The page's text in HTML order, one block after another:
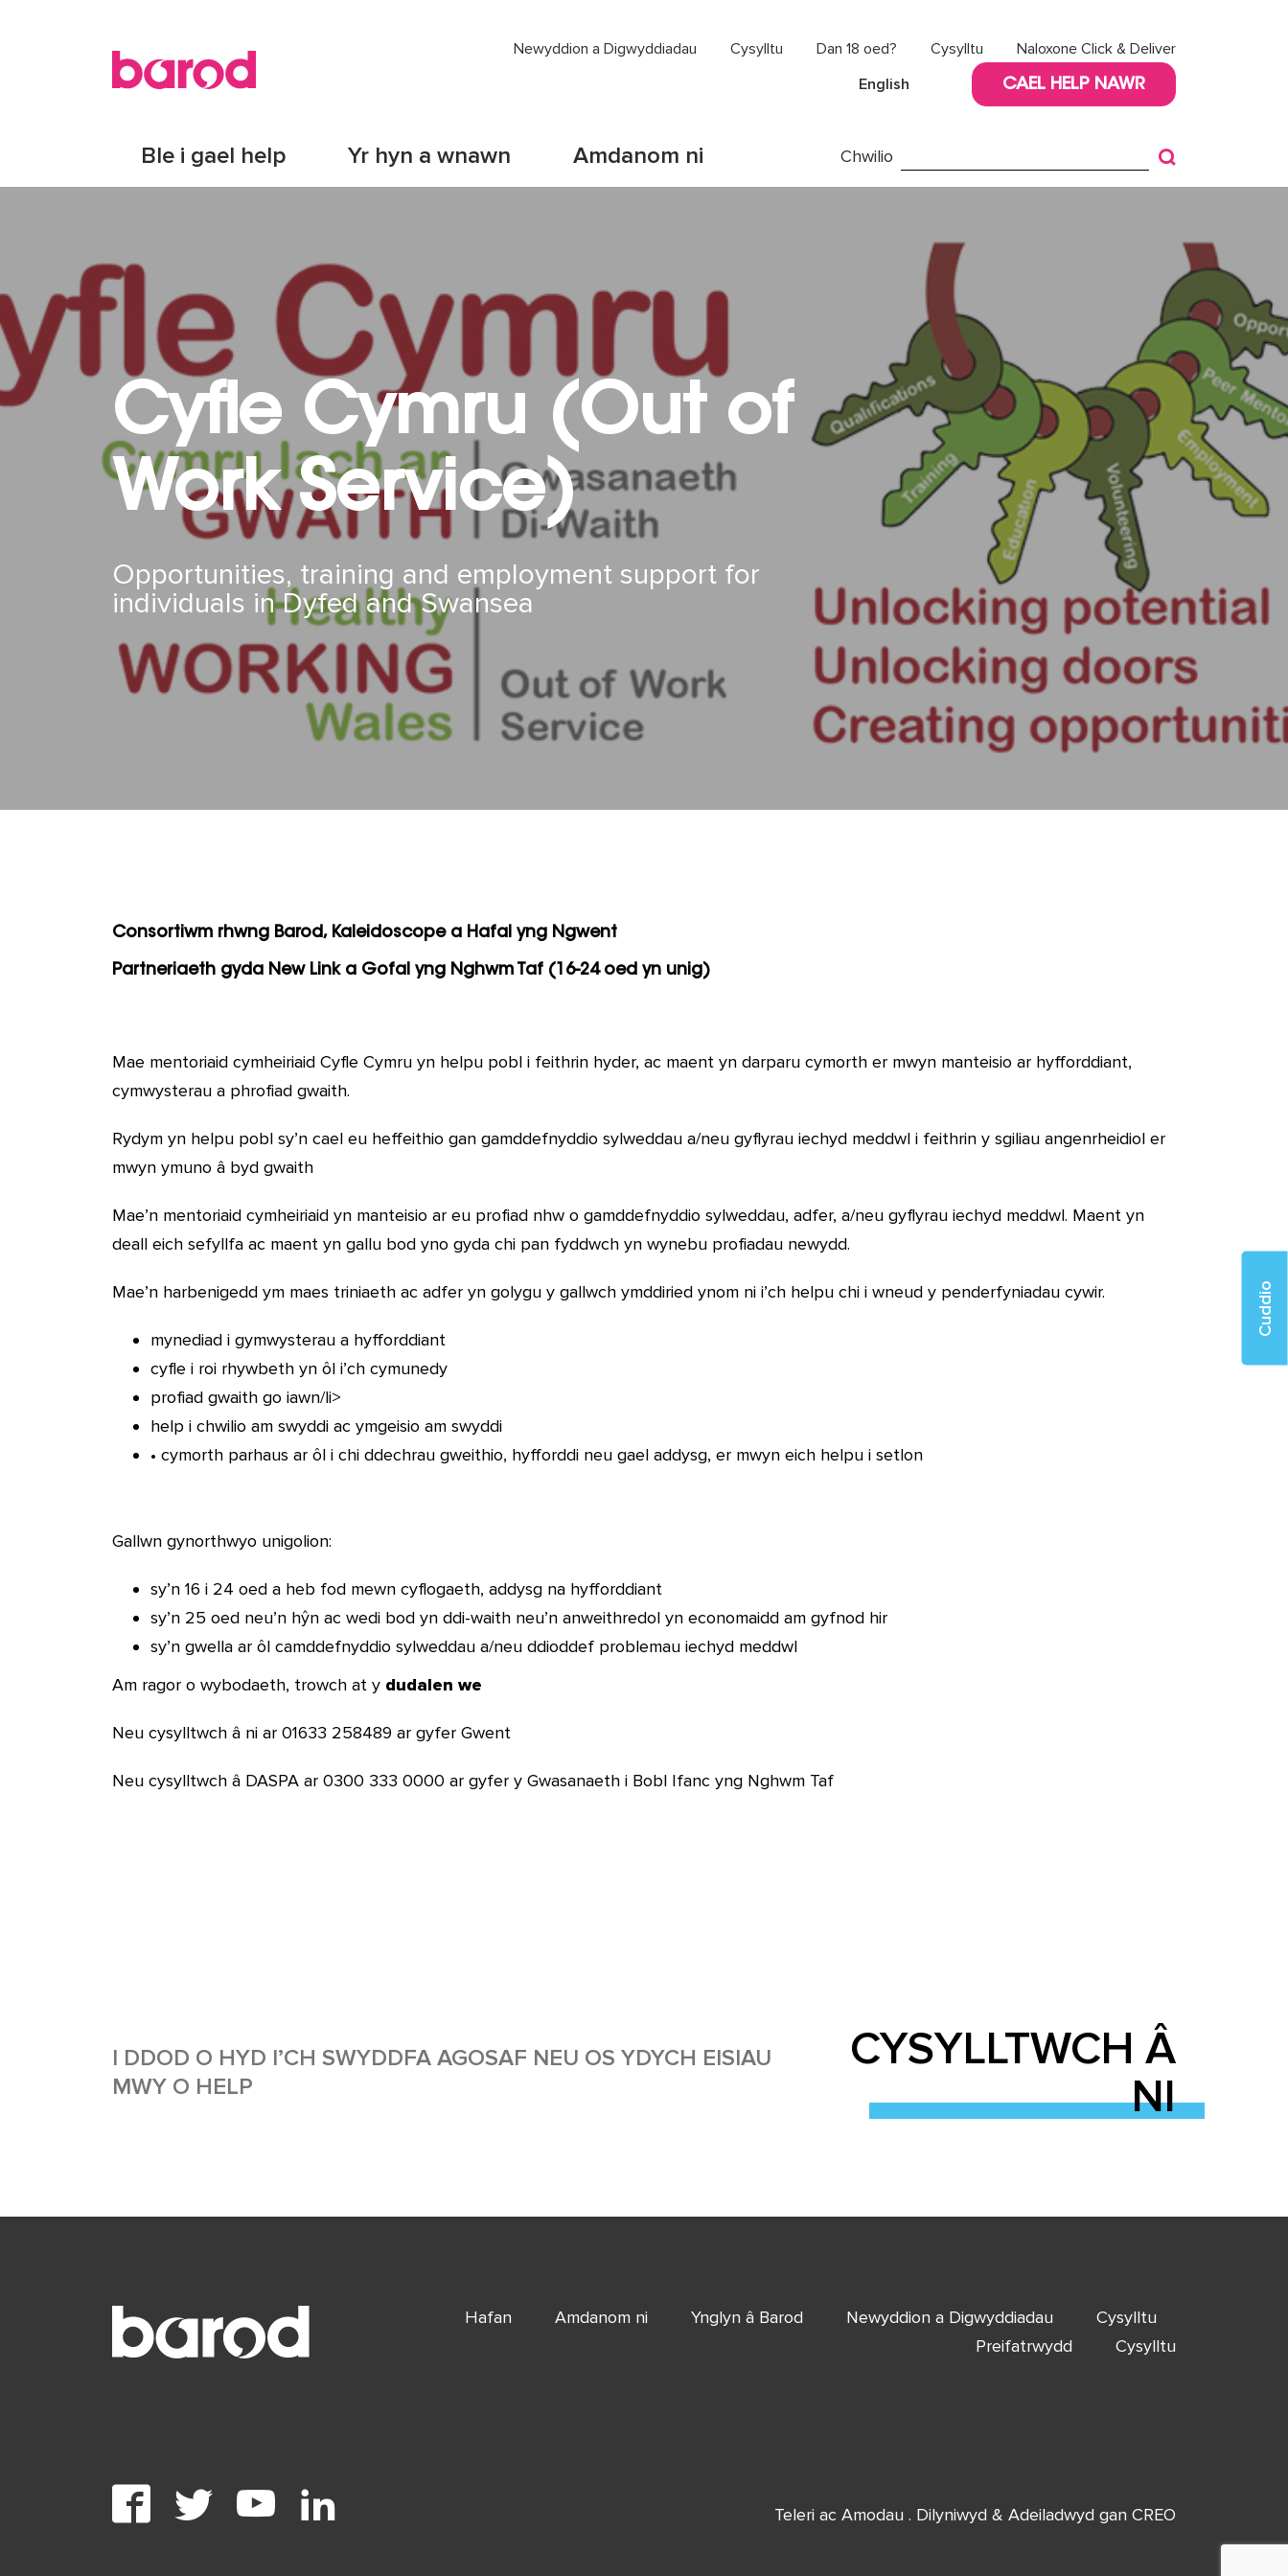
Cuddio
Newyddion a Digwyddiadau Cysylltu Dan 18 oed? Cysylltu
Naloxone Click & Deliver
English
CAEL HELP NAWR
Ble i gael help Yr hyn a wnawn Amdanom ni Chwilio
Cyfle Cymru (Out of
Work Service)
Opportunities, training and employment support for
individuals in Dyfed and Swansea
Consortiwm rhwng Barod, Kaleidoscope a Hafal yng Ngwent
Partneriaeth gyda New Link a Gofal yng Nghwm Taf (16-24 oed yn unig)
Mae mentoriaid cymheiriaid Cyfle Cymru yn helpu pobl i feithrin hyder, ac maent yn darparu cymorth er mwyn manteisio ar hyfforddiant,
cymwysterau a phrofiad gwaith.
Rydym yn helpu pobl sy’n cael eu heffeithio gan gamddefnyddio sylweddau a/neu gyflyrau iechyd meddwl i feithrin y sgiliau angenrheidiol er
mwyn ymuno â byd gwaith
Mae’n mentoriaid cymheiriaid yn manteisio ar eu profiad nhw o gamddefnyddio sylweddau, adfer, a/neu gyflyrau iechyd meddwl. Maent yn
deall eich sefyllfa ac maent yn gallu bod yno gyda chi pan fyddwch yn wynebu profiadau newydd.
Mae’n harbenigedd ym maes triniaeth ac adfer yn golygu y gallwch ymddiried ynom ni i’ch helpu chi i wneud y penderfyniadau cywir.
mynediad i gymwysterau a hyfforddiant
cyfle i roi rhywbeth yn ôl i’ch cymunedy
profiad gwaith go iawn/li>
help i chwilio am swyddi ac ymgeisio am swyddi
• cymorth parhaus ar ôl i chi ddechrau gweithio, hyfforddi neu gael addysg, er mwyn eich helpu i setlon
Gallwn gynorthwyo unigolion:
sy’n 16 i 24 oed a heb fod mewn cyflogaeth, addysg na hyfforddiant
sy’n 25 oed neu’n hŷn ac wedi bod yn ddi-waith neu’n anweithredol yn economaidd am gyfnod hir
sy’n gwella ar ôl camddefnyddio sylweddau a/neu ddioddef problemau iechyd meddwl
Am ragor o wybodaeth, trowch at y dudalen we
Neu cysylltwch â ni ar 01633 258489 ar gyfer Gwent
Neu cysylltwch â DASPA ar 0300 333 0000 ar gyfer y Gwasanaeth i Bobl Ifanc yng Nghwm Taf
I DDOD O HYD I’CH SWYDDFA AGOSAF NEU OS YDYCH EISIAU
MWY O HELP
CYSYLLTWCH Â
NI
Hafan Amdanom ni Ynglyn â Barod Newyddion a Digwyddiadau
Cysylltu
Preifatrwydd
Cysylltu
Teleri ac Amodau . Dilyniwyd & Adeiladwyd gan CREO